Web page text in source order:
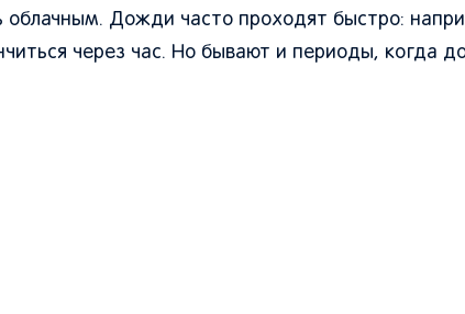
Дожди часто проходят быстро:
через час. Но бывают и периоды, когда